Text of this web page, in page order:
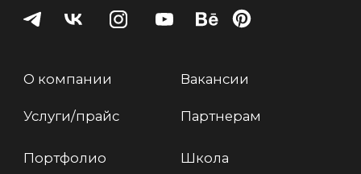
© Политика конфендициальности. Архитектурное бюро HEADS GROUP